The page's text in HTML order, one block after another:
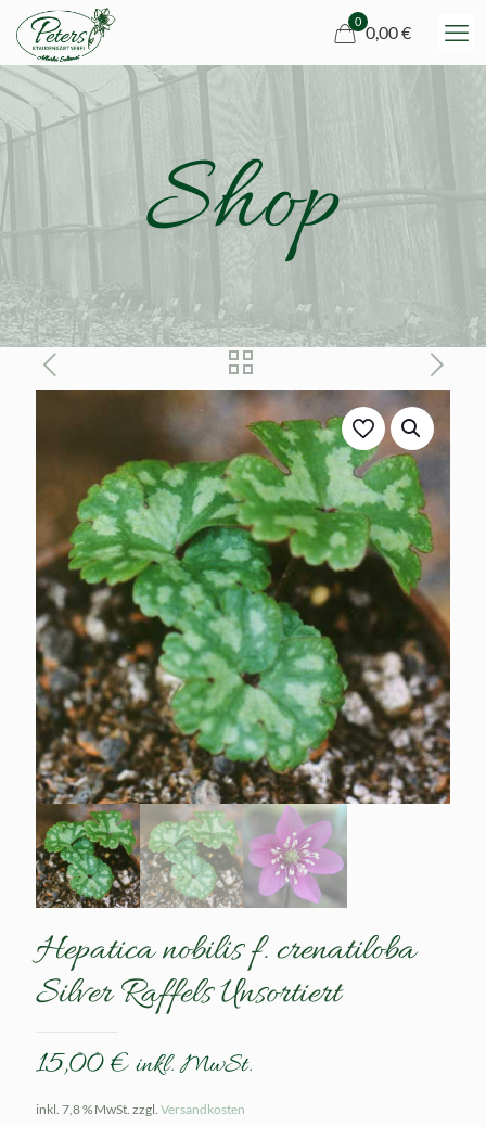
0
0,00 €
Shop
Hepatica nobilis f. crenatiloba
Silver Raffels Unsortiert
15,00€ inkl. MwSt.
inkl. 7,8 % MwSt. zzgl. Versandkosten